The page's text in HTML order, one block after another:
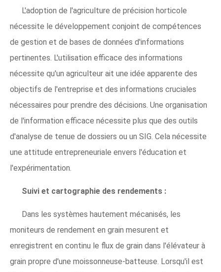
L'adoption de l'agriculture de précision horticole
nécessite le développement conjoint de compétences
de gestion et de bases de données d'informations
pertinentes. L'utilisation efficace des informations
nécessite qu'un agriculteur ait une idée apparente des
objectifs de l'entreprise et des informations cruciales
nécessaires pour prendre des décisions. Une organisation
de l'information efficace nécessite plus que des outils
d'analyse de tenue de dossiers ou un SIG. Cela nécessite
une attitude entrepreneuriale envers l'éducation et
l'expérimentation.
Suivi et cartographie des rendements :
Dans les systèmes hautement mécanisés, les
moniteurs de rendement en grain mesurent et
enregistrent en continu le flux de grain dans l'élévateur à
grain propre d'une moissonneuse-batteuse. Lorsqu'il est